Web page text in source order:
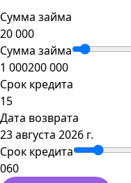
Сумма займа
Сумма займа
1 000200 000
Срок кредита
Дата возврата
23 августа 2026 г.
Срок кредита
060